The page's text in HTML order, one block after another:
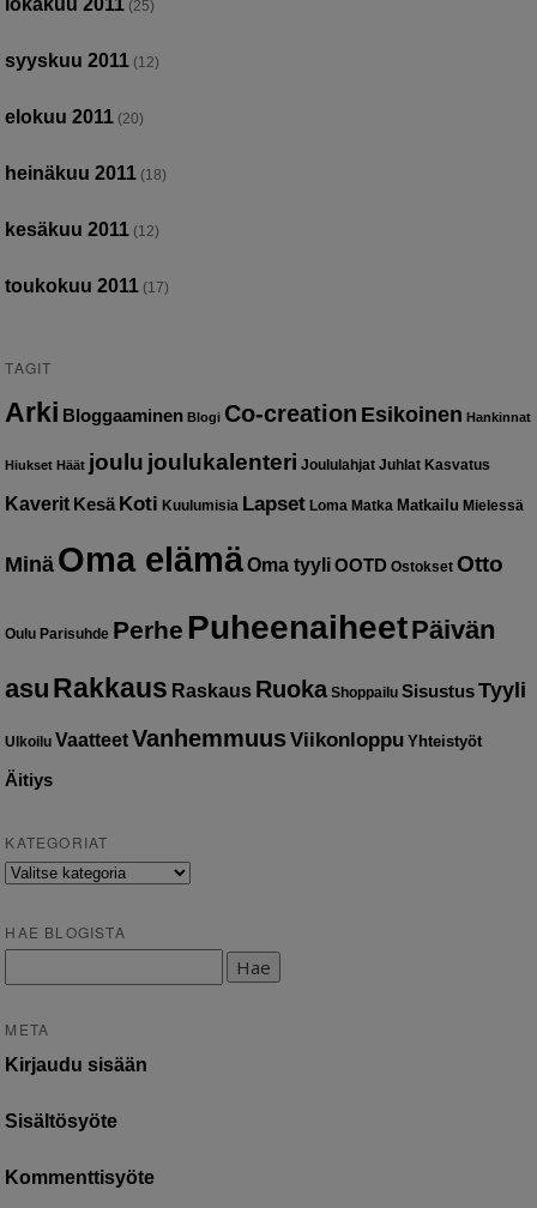
lokakuu 2011 (25)
syyskuu 2011 (12)
elokuu 2011 (20)
heinäkuu 2011 (18)
kesäkuu 2011 (12)
toukokuu 2011 (17)
TAGIT
Arki Bloggaaminen Blogi Co-creation Esikoinen Hankinnat
Hiukset Häät joulu joulukalenteri Joululahjat Juhlat Kasvatus
Kaverit Kesä Koti Kuulumisia Lapset Loma Matka Matkailu Mielessä
Minä Oma elämäOma tyyli OOTD Ostokset Otto
Oulu Parisuhde Perhe PuheenaiheetPäivän
asu Rakkaus Raskaus Ruoka Shoppailu Sisustus Tyyli
Ulkoilu VaatteetVanhemmuusViikonloppu Yhteistyöt
Äitiys
KATEGORIAT
Kategoriat
HAE BLOGISTA
META
Kirjaudu sisään
Sisältösyöte
Kommenttisyöte